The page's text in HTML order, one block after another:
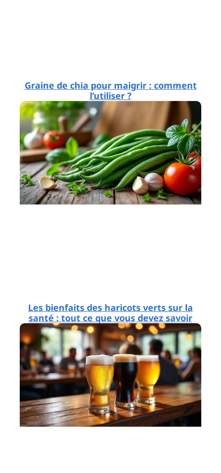
Graine de chia pour maigrir : comment
l’utiliser ?
Les bienfaits des haricots verts sur la
santé : tout ce que vous devez savoir